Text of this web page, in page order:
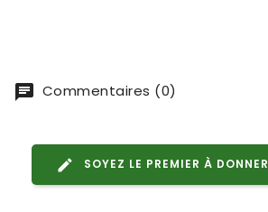
Commentaires (0)
SOYEZ LE PREMIER À